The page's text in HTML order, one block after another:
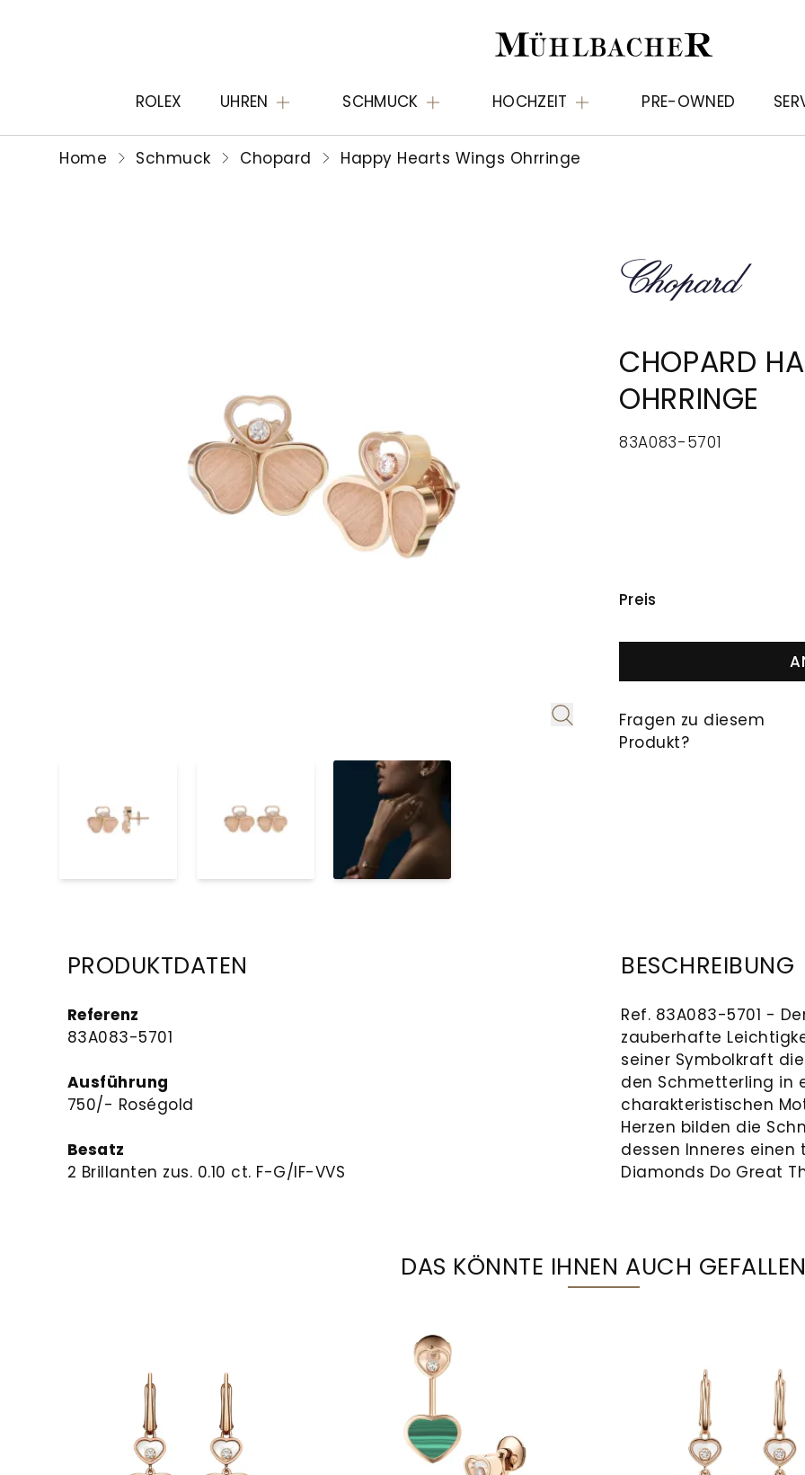
ROLEX UHREN SCHMUCK HOCHZEIT PRE-OWNED
Home Schmuck Chopard Happy Hearts Wings Ohrringe
CHOPARD
OHRRINGE
83A083-5701
Preis
Fragen zu diesem
Produkt?
PRODUKTDATEN
Referenz
83A083-5701
Ausführung
750/- Roségold
Besatz
2 Brillanten zus. 0.10 ct. F-G/IF-VVS
BESCHREIBUNG
Ref. 83A083-5701 -
zauberhafte
seiner Symbolkraft
den Schmetterling in
charakteristischen
Herzen bilden die
dessen Inneres
Diamonds Do Great
DAS KÖNNTE IHNEN AUCH